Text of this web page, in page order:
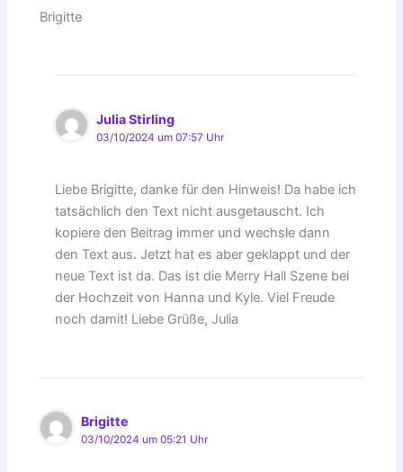
Brigitte
Julia Stirling
03/10/2024 um 07:57 Uhr
Liebe Brigitte, danke für den Hinweis! Da habe ich
tatsächlich den Text nicht ausgetauscht. Ich
kopiere den Beitrag immer und wechsle dann
den Text aus. Jetzt hat es aber geklappt und der
neue Text ist da. Das ist die Merry Hall Szene bei
der Hochzeit von Hanna und Kyle. Viel Freude
noch damit! Liebe Grüße, Julia
Brigitte
03/10/2024 um 05:21 Uhr